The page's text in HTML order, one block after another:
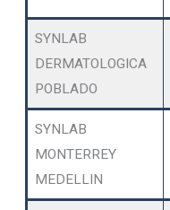
SYNLAB
DERMATOLOGICA
POBLADO
SYNLAB
MONTERREY
MEDELLIN